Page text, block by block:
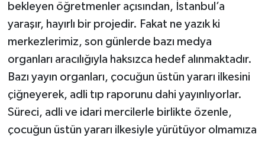
bekleyen öğretmenler açısından, İstanbul’a
yaraşır, hayırlı bir projedir. Fakat ne yazık ki
merkezlerimiz, son günlerde bazı medya
organları aracılığıyla haksızca hedef alınmaktadır.
Bazı yayın organları, çocuğun üstün yararı ilkesini
çiğneyerek, adli tıp raporunu dahi yayınlıyorlar.
Süreci, adli ve idari mercilerle birlikte özenle,
çocuğun üstün yararı ilkesiyle yürütüyor olmamıza